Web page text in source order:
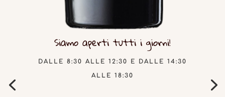
Siamo aperti tutti i giorni!
DALLE 8:30 ALLE 12:30 E DALLE 14:30
ALLE 18:30